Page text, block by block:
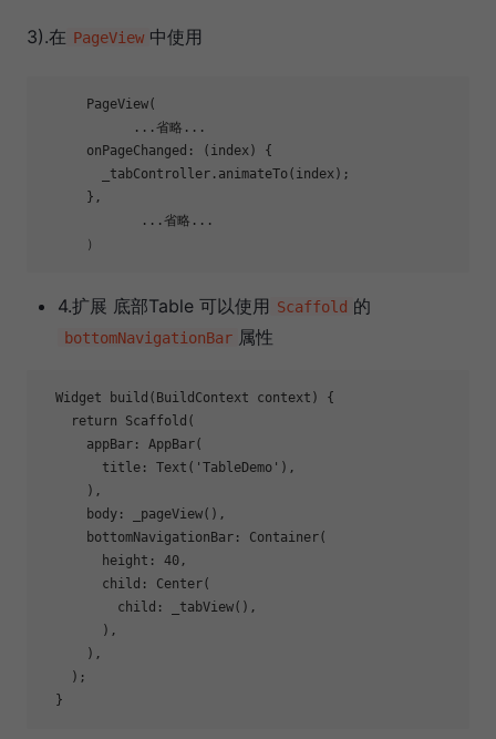
3).在 PageView 中使用
      PageView(
            ...省略...
      onPageChanged: (index) {
        _tabController.animateTo(index);
      },
             ...省略...
4.扩展 底部Table 可以使用 Scaffold 的
bottomNavigationBar 属性
Widget build (BuildContext context)
{
return Scaffold(
      appBar: AppBar(
        title: Text(
'TableDemo' ),
      ),
      body: _pageView(),
      bottomNavigationBar: Container(
        height:
40 ,
        child: Center(
          child: _tabView(),
        ),
      ),
    );